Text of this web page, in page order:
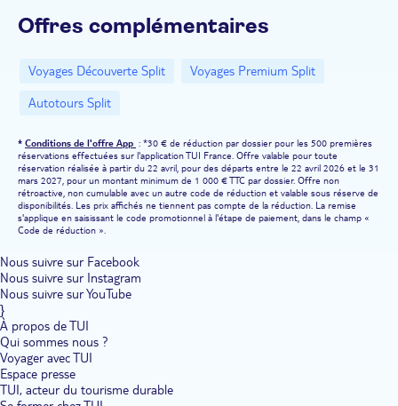
Offres complémentaires
Voyages Découverte Split
Voyages Premium Split
Autotours Split
* Conditions de l'offre App : *30 € de réduction par dossier pour les 500 premières
réservations effectuées sur l'application TUI France. Offre valable pour toute
réservation réalisée à partir du 22 avril, pour des départs entre le 22 avril 2026 et le 31
mars 2027, pour un montant minimum de 1 000 € TTC par dossier. Offre non
rétroactive, non cumulable avec un autre code de réduction et valable sous réserve de
disponibilités. Les prix affichés ne tiennent pas compte de la réduction. La remise
s'applique en saisissant le code promotionnel à l'étape de paiement, dans le champ «
Code de réduction ».
Nous suivre sur Facebook
Nous suivre sur Instagram
Nous suivre sur YouTube
}
À propos de TUI
Qui sommes nous ?
Voyager avec TUI
Espace presse
TUI, acteur du tourisme durable